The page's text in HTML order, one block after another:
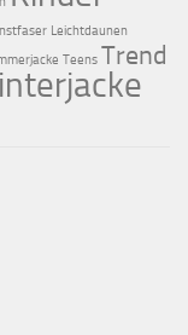
Leichtdaunen
Teens Trend